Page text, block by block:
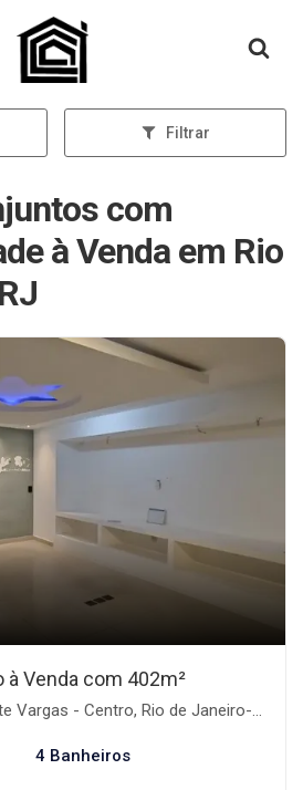
Página inicial
Filtrar
com
à Venda em Rio
à Venda com 402m²
Vargas - Centro, Rio de Janeiro-RJ
4 Banheiros